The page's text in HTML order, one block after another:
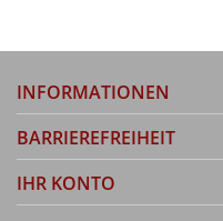
INFORMATIONEN
BARRIEREFREIHEIT
IHR KONTO